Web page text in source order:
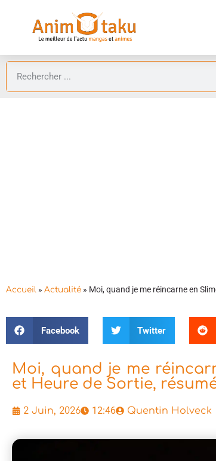
Accueil » Actualité » Moi, quand je me réincarne en
Facebook Twitter
Moi, quand je me
et Heure de Sortie,
2 Juin, 2026 12:46 Quentin Holveck